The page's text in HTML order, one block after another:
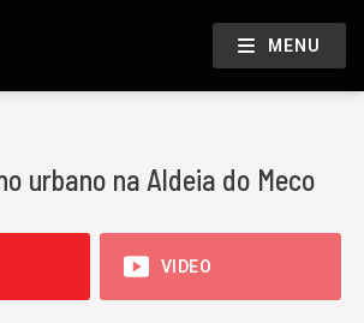
MENU
urbano na Aldeia do Meco
VIDEO